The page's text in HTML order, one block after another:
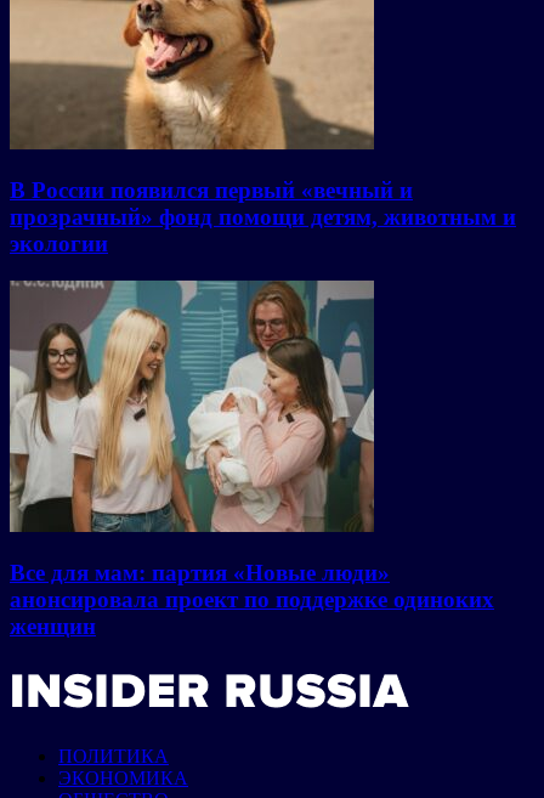
В России появился первый «вечный и
прозрачный» фонд помощи детям, животным и
экологии
Все для мам: партия «Новые люди»
анонсировала проект по поддержке одиноких
женщин
ПОЛИТИКА
ЭКОНОМИКА